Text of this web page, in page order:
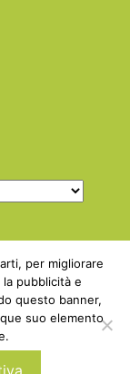
·
per migliorare
pubblicità e
questo banner,
suo elemento